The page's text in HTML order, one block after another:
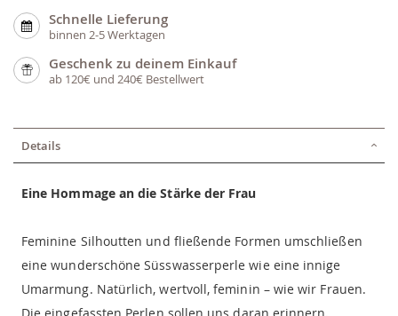
Schnelle Lieferung
binnen 2-5 Werktagen
Geschenk zu deinem Einkauf
ab 120€ und 240€ Bestellwert
Details
Eine Hommage an die Stärke der Frau
Feminine Silhoutten und fließende Formen umschließen
eine wunderschöne Süsswasserperle wie eine innige
Umarmung. Natürlich, wertvoll, feminin – wie wir Frauen.